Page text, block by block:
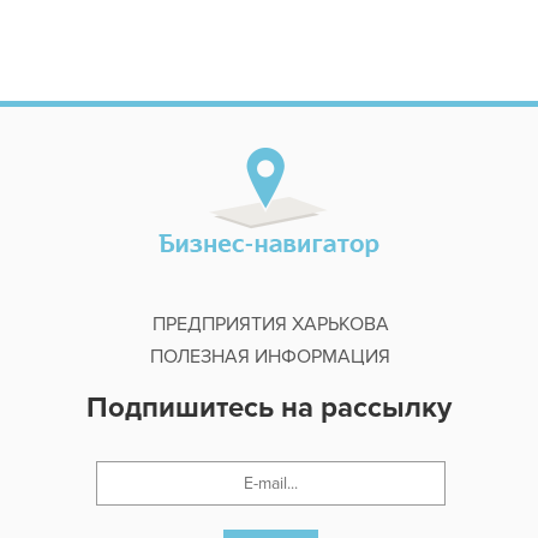
ПРЕДПРИЯТИЯ ХАРЬКОВА
ПОЛЕЗНАЯ ИНФОРМАЦИЯ
Подпишитесь на рассылку